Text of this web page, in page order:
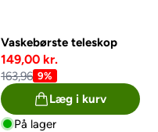
Vaskebørste teleskop
149,00 kr.
163,96 9%
Læg i kurv
På lager